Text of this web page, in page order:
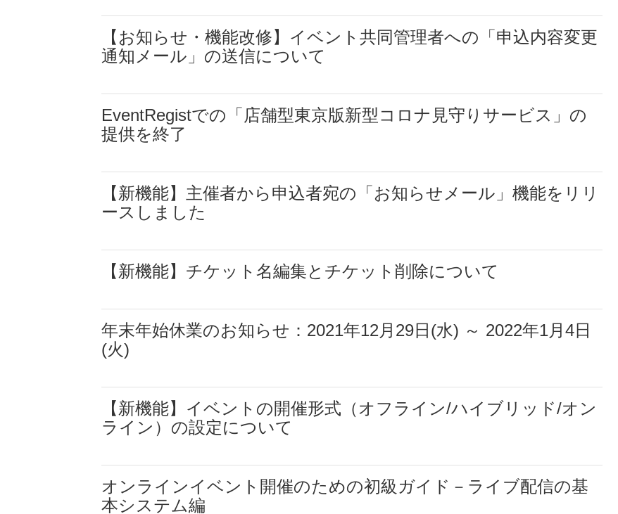
【お知らせ・機能改修】イベント共同管理者への「申込内容変更
通知メール」の送信について
EventRegistでの「店舗型東京版新型コロナ見守りサービス」の
提供を終了
【新機能】主催者から申込者宛の「お知らせメール」機能をリリ
ースしました
【新機能】チケット名編集とチケット削除について
年末年始休業のお知らせ：2021年12月29日(水) ～ 2022年1月4日
(火)
【新機能】イベントの開催形式（オフライン/ハイブリッド/オン
ライン）の設定について
オンラインイベント開催のための初級ガイド－ライブ配信の基
本システム編